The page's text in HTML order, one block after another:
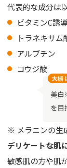
代表的な成分は
ビタミンC誘
トラネキサム
アルブチン
コウジ酸
大槻
美白
を目
※ メラニンの生
デリケートな肌
敏感肌の方や肌